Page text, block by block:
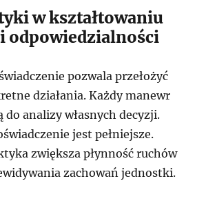
w kształtowaniu
odpowiedzialności
pozwala przełożyć
działania. Każdy manewr
do analizy własnych decyzji.
jest pełniejsze.
zwiększa płynność ruchów
zachowań jednostki.